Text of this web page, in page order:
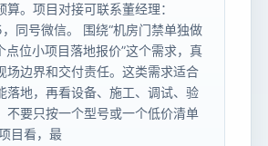
算。项目对接可联系董经理：
同号微信。 围绕“机房门禁单独做
点位小项目落地报价”这个需求，真
场边界和交付责任。这类需求适合
落地，再看设备、施工、调试、验
不要只按一个型号或一个低价清单
目看，最